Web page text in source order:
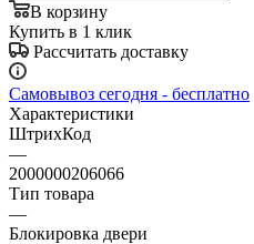
В корзину
Купить в 1 клик
Рассчитать доставку
Самовывоз сегодня - бесплатно
Характеристики
ШтрихКод
—
2000000206066
Тип товара
—
Блокировка двери